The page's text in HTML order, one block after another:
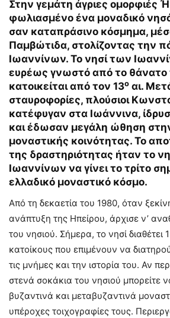
Στην γεμάτη άγριες ομορφιές
φωλιασμένο ένα μοναδικό
σαν καταπράσινο κόσμημα,
Παμβώτιδα, στολίζοντας την
Ιωαννίνων. Το νησί των
ευρέως γνωστό από το θάνατο
κατοικείται από τον 13ο αι.
σταυροφορίες, πλούσιοι
κατέφυγαν στα Ιωάννινα,
και έδωσαν μεγάλη ώθηση
μοναστικής κοινότητας. Το
της δραστηριότητας ήταν το
Ιωαννίνων να γίνει το τρίτο
ελλαδικό μοναστικό κόσμο.
Από τη δεκαετία του 1980, όταν
ανάπτυξη της Ηπείρου, άρχισε ν’
του νησιού. Σήμερα, το νησί διαθέτει
κατοίκους που επιμένουν να
τις μνήμες και την ιστορία του. Αν
στενά σοκάκια του νησιού μπορείτε
βυζαντινά και μεταβυζαντινά
υπέροχες τοιχογραφίες τους.